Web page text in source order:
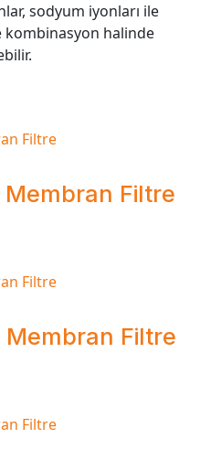
sodyum iyonları ile
halinde
Filtre
Filtre